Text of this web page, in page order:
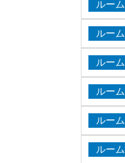
ルーム
ルーム
ルーム
ルーム
ルーム
ルーム